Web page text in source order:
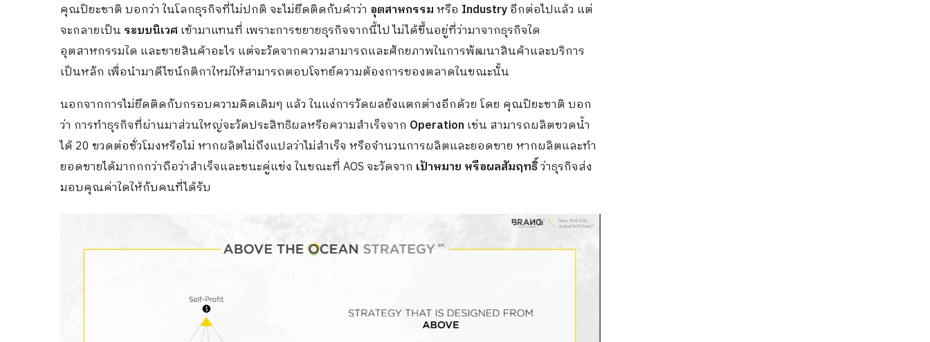
คุณปิยะชาติ บอกว่า ในโลกธุรกิจที่ไม่ปกติ จะไม่ยึดติดกับคำว่า อุตสาหกรรมหรือ Industryอีกต่อไปแล้ว แต่
จะกลายเป็น ระบบนิเวศ เข้ามาแทนที่ เพราะการขยายธุรกิจจากนี้ไป ไม่ได้ขึ้นอยู่ที่ว่ามาจากธุรกิจใด
อุตสาหกรรมใด และขายสินค้าอะไร แต่จะวัดจากความสามารถและศักยภาพในการพัฒนาสินค้าและบริการ
เป็นหลัก เพื่อนำมาดีไซน์กติกาใหม่ให้สามารถตอบโจทย์ความต้องการของตลาดในขณะนั้น
นอกจากการไม่ยึดติดกับกรอบความคิดเดิมๆ แล้ว ในแง่การวัดผลยังแตกต่างอีกด้วย โดย คุณปิยะชาติ บอก
ว่า การทำธุรกิจที่ผ่านมาส่วนใหญ่จะวัดประสิทธิผลหรือความสำเร็จจาก Operationเช่น สามารถผลิตขวดน้ำ
ได้ 20 ขวดต่อชั่วโมงหรือไม่ หากผลิตไม่ถึงแปลว่าไม่สำเร็จ หรือจำนวนการผลิตและยอดขาย หากผลิตและทำ
ยอดขายได้มากกกว่าถือว่าสำเร็จและชนะคู่แข่ง ในขณะที่ AOS จะวัดจาก เป้าหมาย หรือผลสัมฤทธิ์ว่าธุรกิจส่ง
มอบคุณค่าใดให้กับคนที่ได้รับ